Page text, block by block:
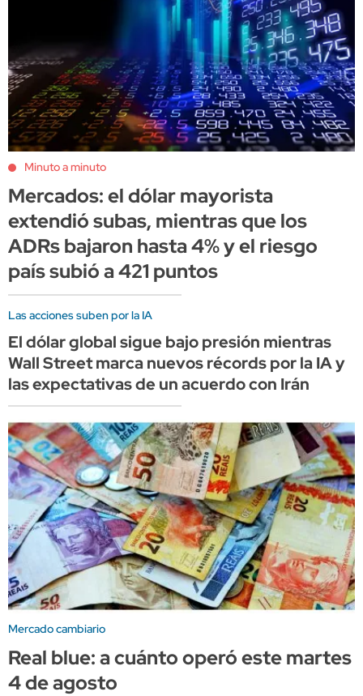
Minuto a minuto
Mercados: el dólar mayorista
extendió subas, mientras que los
ADRs bajaron hasta 4% y el riesgo
país subió a 421 puntos
Las acciones suben por la IA
El dólar global sigue bajo presión mientras
Wall Street marca nuevos récords por la IA y
las expectativas de un acuerdo con Irán
Mercado cambiario
Real blue: a cuánto operó este martes
4 de agosto